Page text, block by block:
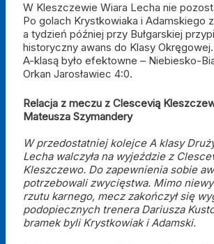
W Kleszczewie Wiara Lecha nie
Po golach Krystkowiaka i Adamskiego
a tydzień później przy Bułgarskiej
historyczny awans do Klasy
A-klasą było efektowne – Niebiesko-
Orkan Jarosławiec 4:0.
Relacja z meczu z Clescevią
Mateusza Szymandery
W przedostatniej kolejce A klasy
Lecha walczyła na wyjeździe z
Kleszczewo. Do zapewnienia sobie
potrzebowali zwycięstwa. Mimo
rzutu karnego, mecz zakończył się
podopiecznych trenera Dariusza
bramek byli Krystkowiak i Adamski.